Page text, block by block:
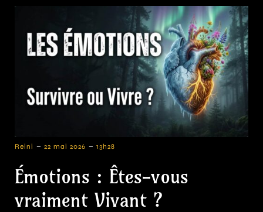
Reini - 22 mai 2026 - 13h28
Émotions : Êtes-vous
vraiment Vivant ?